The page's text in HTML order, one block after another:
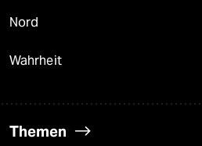
Nord
Wahrheit
Themen